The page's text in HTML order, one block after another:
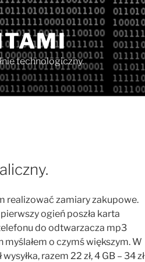
technologiczny.
realizować zamiary zakupowe.
ogień poszła karta
do odtwarzacza mp3
myślałem o czymś większym. W
razem 22 zł, 4 GB – 34 zł